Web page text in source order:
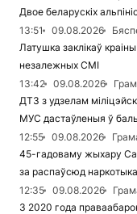
Двое беларускіх
13:51
09.08.2026
Латушка заклікаў
незалежных СМІ
13:42
09.08.2026
ДТЗ з удзелам
МУС дастаўленыя ў
12:55
09.08.2026
45-гадоваму жыхару
за распаўсюд
12:35
09.08.2026
З 2020 года